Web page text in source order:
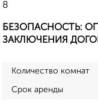
8
БЕЗОПАСНОСТЬ:
ЗАКЛЮЧЕНИЯ
Количество комнат
Срок аренды